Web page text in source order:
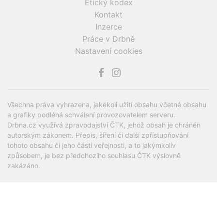
Etický kodex
Kontakt
Inzerce
Práce v Drbně
Nastavení cookies
Všechna práva vyhrazena, jakékoli užití obsahu včetné obsahu
a grafiky podléhá schválení provozovatelem serveru.
Drbna.cz využívá zpravodajství ČTK, jehož obsah je chráněn
autorským zákonem. Přepis, šíření či další zpřístupňování
tohoto obsahu či jeho částí veřejnosti, a to jakýmkoliv
způsobem, je bez předchozího souhlasu ČTK výslovně
zakázáno.